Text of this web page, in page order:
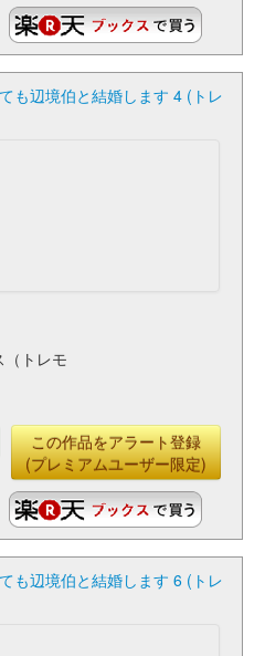
も辺境伯と結婚します 4 (トレ
（トレモ
この作品をアラート登録
(プレミアムユーザー限定)
も辺境伯と結婚します 6 (トレ